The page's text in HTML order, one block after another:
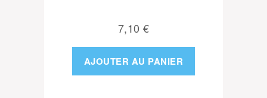
7,10 €
AJOUTER AU PANIER